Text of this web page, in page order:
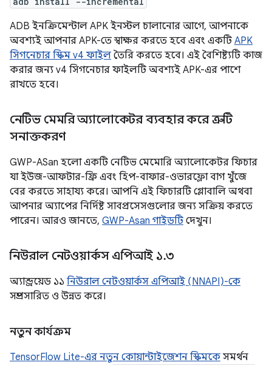
ADB ইনক্রিমেন্টাল APK ইনস্টল চালানোর আগে, আপনাকে
অবশ্যই আপনার APK-তে স্বাক্ষর করতে হবে এবং একটি APK
সিগনেচার স্কিম v4 ফাইল তৈরি করতে হবে। এই বৈশিষ্ট্যটি কাজ
করার জন্য v4 সিগনেচার ফাইলটি অবশ্যই APK-এর পাশে
রাখতে হবে।
নেটিভ মেমরি অ্যালোকেটর ব্যবহার করে ত্রুটি
সনাক্তকরণ
GWP-ASan হলো একটি নেটিভ মেমোরি অ্যালোকেটর ফিচার
যা ইউজ-আফটার-ফ্রি এবং হিপ-বাফার-ওভারফ্লো বাগ খুঁজে
বের করতে সাহায্য করে। আপনি এই ফিচারটি গ্লোবালি অথবা
আপনার অ্যাপের নির্দিষ্ট সাবপ্রসেসগুলোর জন্য সক্রিয় করতে
পারেন। আরও জানতে, GWP-Asan গাইডটি দেখুন।
নিউরাল নেটওয়ার্কস এপিআই ১.৩
অ্যান্ড্রয়েড ১১ নিউরাল নেটওয়ার্কস এপিআই (NNAPI)-কে
সম্প্রসারিত ও উন্নত করে।
নতুন কার্যক্রম
TensorFlow Lite-এর নতুন কোয়ান্টাইজেশন স্কিমকে সমর্থন